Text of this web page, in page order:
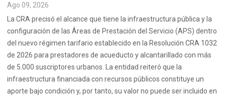
Ago 09, 2026
La CRA precisó el alcance que tiene la infraestructura pública y la
configuración de las Áreas de Prestación del Servicio (APS) dentro
del nuevo régimen tarifario establecido en la Resolución CRA 1032
de 2026 para prestadores de acueducto y alcantarillado con más
de 5.000 suscriptores urbanos. La entidad reiteró que la
infraestructura financiada con recursos públicos constituye un
aporte bajo condición y, por tanto, su valor no puede ser incluido en